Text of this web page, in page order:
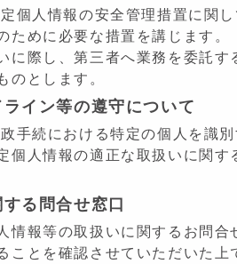
個人情報の安全管理措置に関
ために必要な措置を講じます。
に際し、第三者へ業務を委託
のとします。
イン等の遵守について
手続における特定の個人を識
個人情報の適正な取扱いに関
る問合せ窓口
情報等の取扱いに関するお問
ことを確認させていただいた上